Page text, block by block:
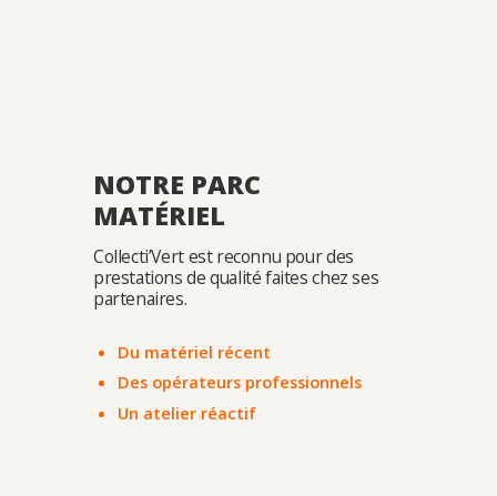
NOTRE PARC
MATÉRIEL
Collecti’Vert est reconnu pour des
prestations de qualité faites chez ses
partenaires.
Du matériel récent
Des opérateurs professionnels
Un atelier réactif